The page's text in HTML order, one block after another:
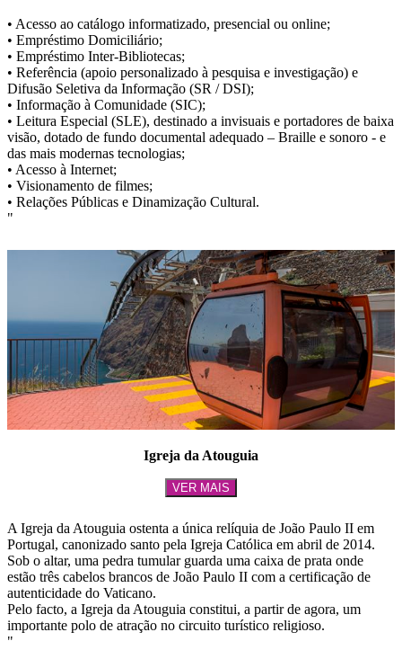
• Acesso ao catálogo informatizado, presencial ou online;
• Empréstimo Domiciliário;
• Empréstimo Inter-Bibliotecas;
• Referência (apoio personalizado à pesquisa e investigação) e
Difusão Seletiva da Informação (SR / DSI);
• Informação à Comunidade (SIC);
• Leitura Especial (SLE), destinado a invisuais e portadores de baixa
visão, dotado de fundo documental adequado – Braille e sonoro - e
das mais modernas tecnologias;
• Acesso à Internet;
• Visionamento de filmes;
• Relações Públicas e Dinamização Cultural.
"
Igreja da Atouguia
VER MAIS
A Igreja da Atouguia ostenta a única relíquia de João Paulo II em
Portugal, canonizado santo pela Igreja Católica em abril de 2014.
Sob o altar, uma pedra tumular guarda uma caixa de prata onde
estão três cabelos brancos de João Paulo II com a certificação de
autenticidade do Vaticano.
Pelo facto, a Igreja da Atouguia constitui, a partir de agora, um
importante polo de atração no circuito turístico religioso.
"